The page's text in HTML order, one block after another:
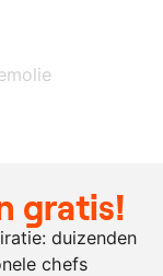
gratis!
duizenden
chefs